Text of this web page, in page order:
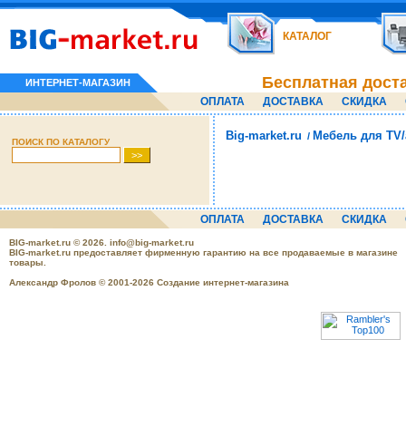
КАТАЛОГ
ИНТЕРНЕТ-МАГАЗИН Бесплатная
ОПЛАТА ДОСТАВКА СКИДКА
ПОИСК ПО КАТАЛОГУ Big-market.ru / Мебель для
ОПЛАТА ДОСТАВКА СКИДКА
BIG-market.ru © 2026. info@big-market.ru
BIG-market.ru предоставляет фирменную гарантию на все продаваемые в магазине
товары.
Александр Фролов © 2001-2026 Создание интернет-магазина